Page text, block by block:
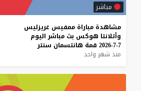
مباشر
مشاهدة مباراة ممفيس غريزليس
وأتلانتا هوكس بث مباشر اليوم
7-7-2026
قمة هانتسمان سنتر
منذ شهر واحد